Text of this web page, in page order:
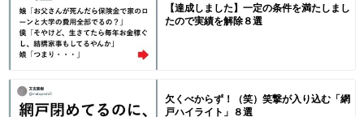
【達成しました】一定の条件を満たしまし
たので実績を解除８選
欠くべからず！（笑）笑撃が入り込む「網
戸ハイライト」８選